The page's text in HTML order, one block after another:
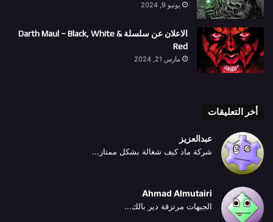
يونيو 9, 2024
الاعلان عن سلسلة Darth Maul – Black, White &
Red
مارس 21, 2024
أخر التعليقات
عبدالعزيز
شركة ماد كيف شغالة بشكل ممتاز...
Ahmad Almutairi
الجبهات مرتزقة دير بالك...